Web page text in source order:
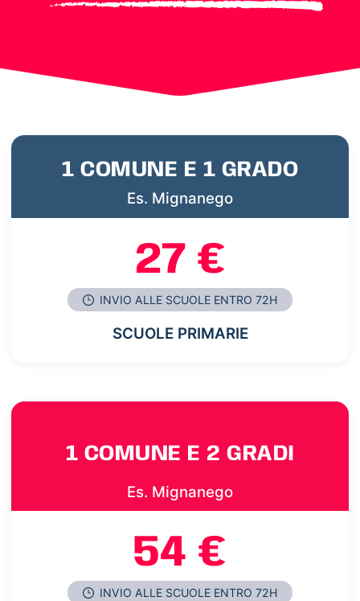
1 COMUNE E 1 GRADO
Es. Mignanego
27 €
INVIO ALLE SCUOLE ENTRO 72H
SCUOLE PRIMARIE
1 COMUNE E 2 GRADI
Es. Mignanego
54 €
INVIO ALLE SCUOLE ENTRO 72H